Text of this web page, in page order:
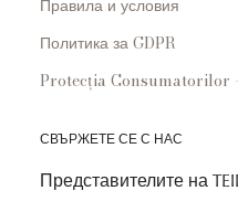
Правила и условия
Политика за GDPR
Protecția Consumatorilor
СВЪРЖЕТЕ СЕ С НАС
Представителите на